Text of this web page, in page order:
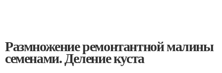
Размножение ремонтантной малины
семенами. Деление куста